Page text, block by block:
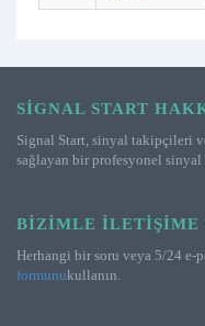
SIGNAL START
Signal Start, sinyal takipçileri
sağlayan bir profesyonel
BIZIMLE İLETIŞIME
Herhangi bir soru veya 5/24 e-
formunukullanın.